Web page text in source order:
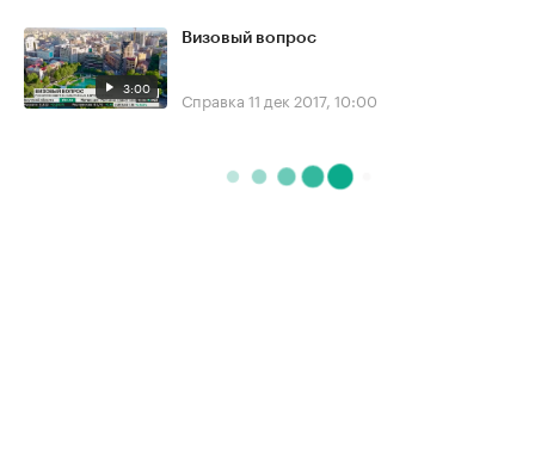
3:00
Визовый вопрос
Справка 11 дек 2017, 10:00